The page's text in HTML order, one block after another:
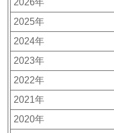
2026年
2025年
2024年
2023年
2022年
2021年
2020年